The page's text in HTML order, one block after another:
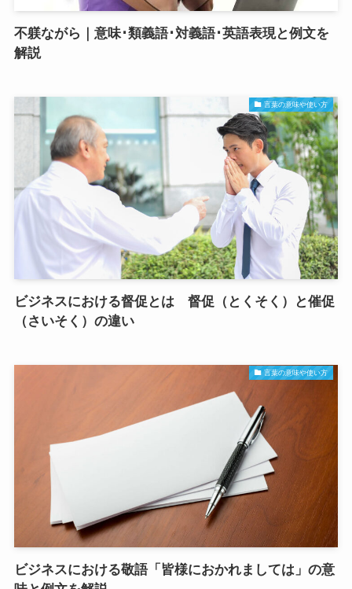
不躾ながら｜意味･類義語･対義語･英語表現と例文を
解説
言葉の意味や使い方
ビジネスにおける督促とは 督促（とくそく）と催促
（さいそく）の違い
言葉の意味や使い方
ビジネスにおける敬語「皆様におかれましては」の意